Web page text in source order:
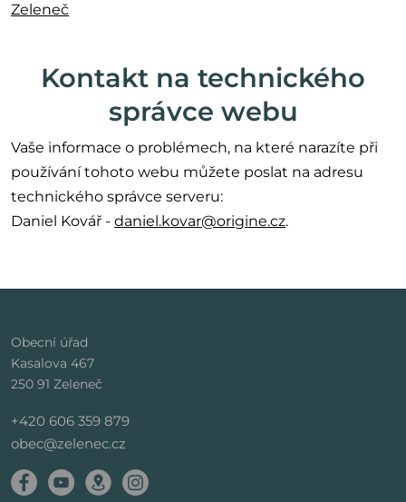
Zeleneč
Kontakt na technického
správce webu
Vaše informace o problémech, na které narazíte při
používání tohoto webu můžete poslat na adresu
technického správce serveru:
Daniel Kovář - daniel.kovar@origine.cz.
Obecní úřad
Kasalova 467
250 91 Zeleneč
+420 606 359 879
obec@zelenec.cz